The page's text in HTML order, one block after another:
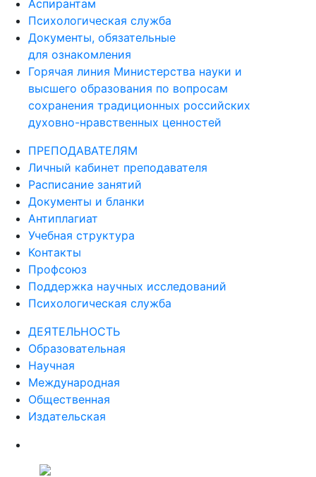
Аспирантам
Психологическая служба
Документы, обязательные
для ознакомления
Горячая линия Министерства науки и
высшего образования по вопросам
сохранения традиционных российских
духовно-нравственных ценностей
ПРЕПОДАВАТЕЛЯМ
Личный кабинет преподавателя
Расписание занятий
Документы и бланки
Антиплагиат
Учебная структура
Контакты
Профсоюз
Поддержка научных исследований
Психологическая служба
ДЕЯТЕЛЬНОСТЬ
Образовательная
Научная
Международная
Общественная
Издательская